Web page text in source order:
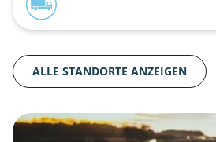
ALLE STANDORTE ANZEIGEN